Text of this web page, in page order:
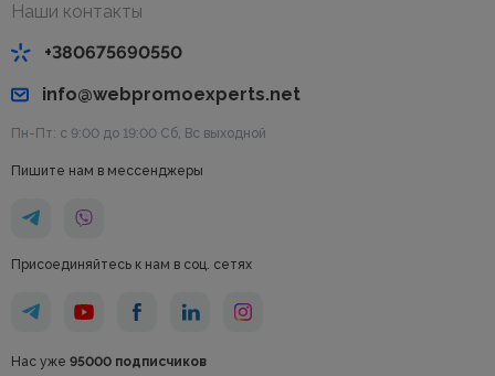
Наши контакты
+380675690550
info@webpromoexperts.net
Пн-Пт: с 9:00 до 19:00 Cб, Вс выходной
Пишите нам в мессенджеры
Присоединяйтесь к нам в соц. сетях
Нас уже 95000 подписчиков